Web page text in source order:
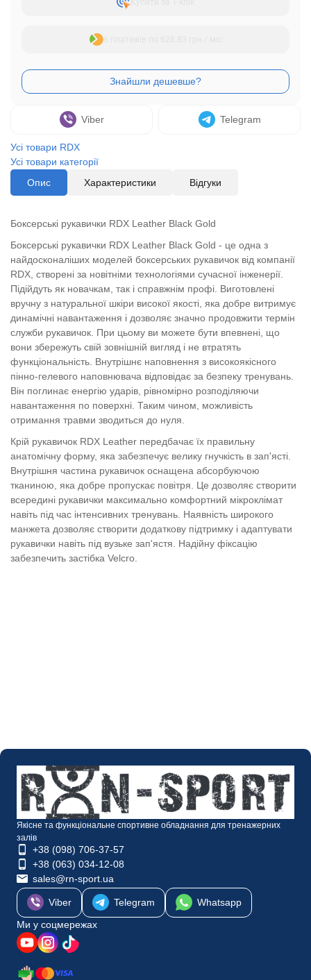
6 платежів по 628.83 грн / міс
Viber Telegram
Усі товари RDX
Усі товари категорії
Опис
Характеристики Відгуки
Боксерські рукавички RDX Leather Black Gold
Боксерські рукавички RDX Leather Black Gold - це одна з
найдосконаліших моделей боксерських рукавичок від компанії
RDX, створені за новітніми технологіями сучасної інженерії.
Підійдуть як новачкам, так і справжнім профі. Виготовлені
вручну з натуральної шкіри високої якості, яка добре витримує
динамічні навантаження і дозволяє значно продовжити термін
служби рукавичок. При цьому ви можете бути впевнені, що
вони збережуть свій зовнішній вигляд і не втратять
функціональність. Внутрішнє наповнення з високоякісного
пінно-гелевого наповнювача відповідає за безпеку тренувань.
Він поглинає енергію ударів, рівномірно розподіляючи
навантаження по поверхні. Таким чином, можливість
отримання травми зводиться до нуля.
Крій рукавичок RDX Leather передбачає їх правильну
анатомічну форму, яка забезпечує велику гнучкість в зап'ясті.
Внутрішня частина рукавичок оснащена абсорбуючою
тканиною, яка добре пропускає повітря. Це дозволяє створити
всередині рукавички максимально комфортний мікроклімат
навіть під час інтенсивних тренувань. Наявність широкого
манжета дозволяє створити додаткову підтримку і адаптувати
рукавички навіть під вузьке зап'ястя. Надійну фіксацію
забезпечить застібка Velcro.
Якісне та функціональне спортивне обладнання для тренажерних
залів
+38 (098) 706-37-57
+38 (063) 034-12-08
sales@rn-sport.ua
Viber Telegram
Whatsapp
Ми у соцмережах